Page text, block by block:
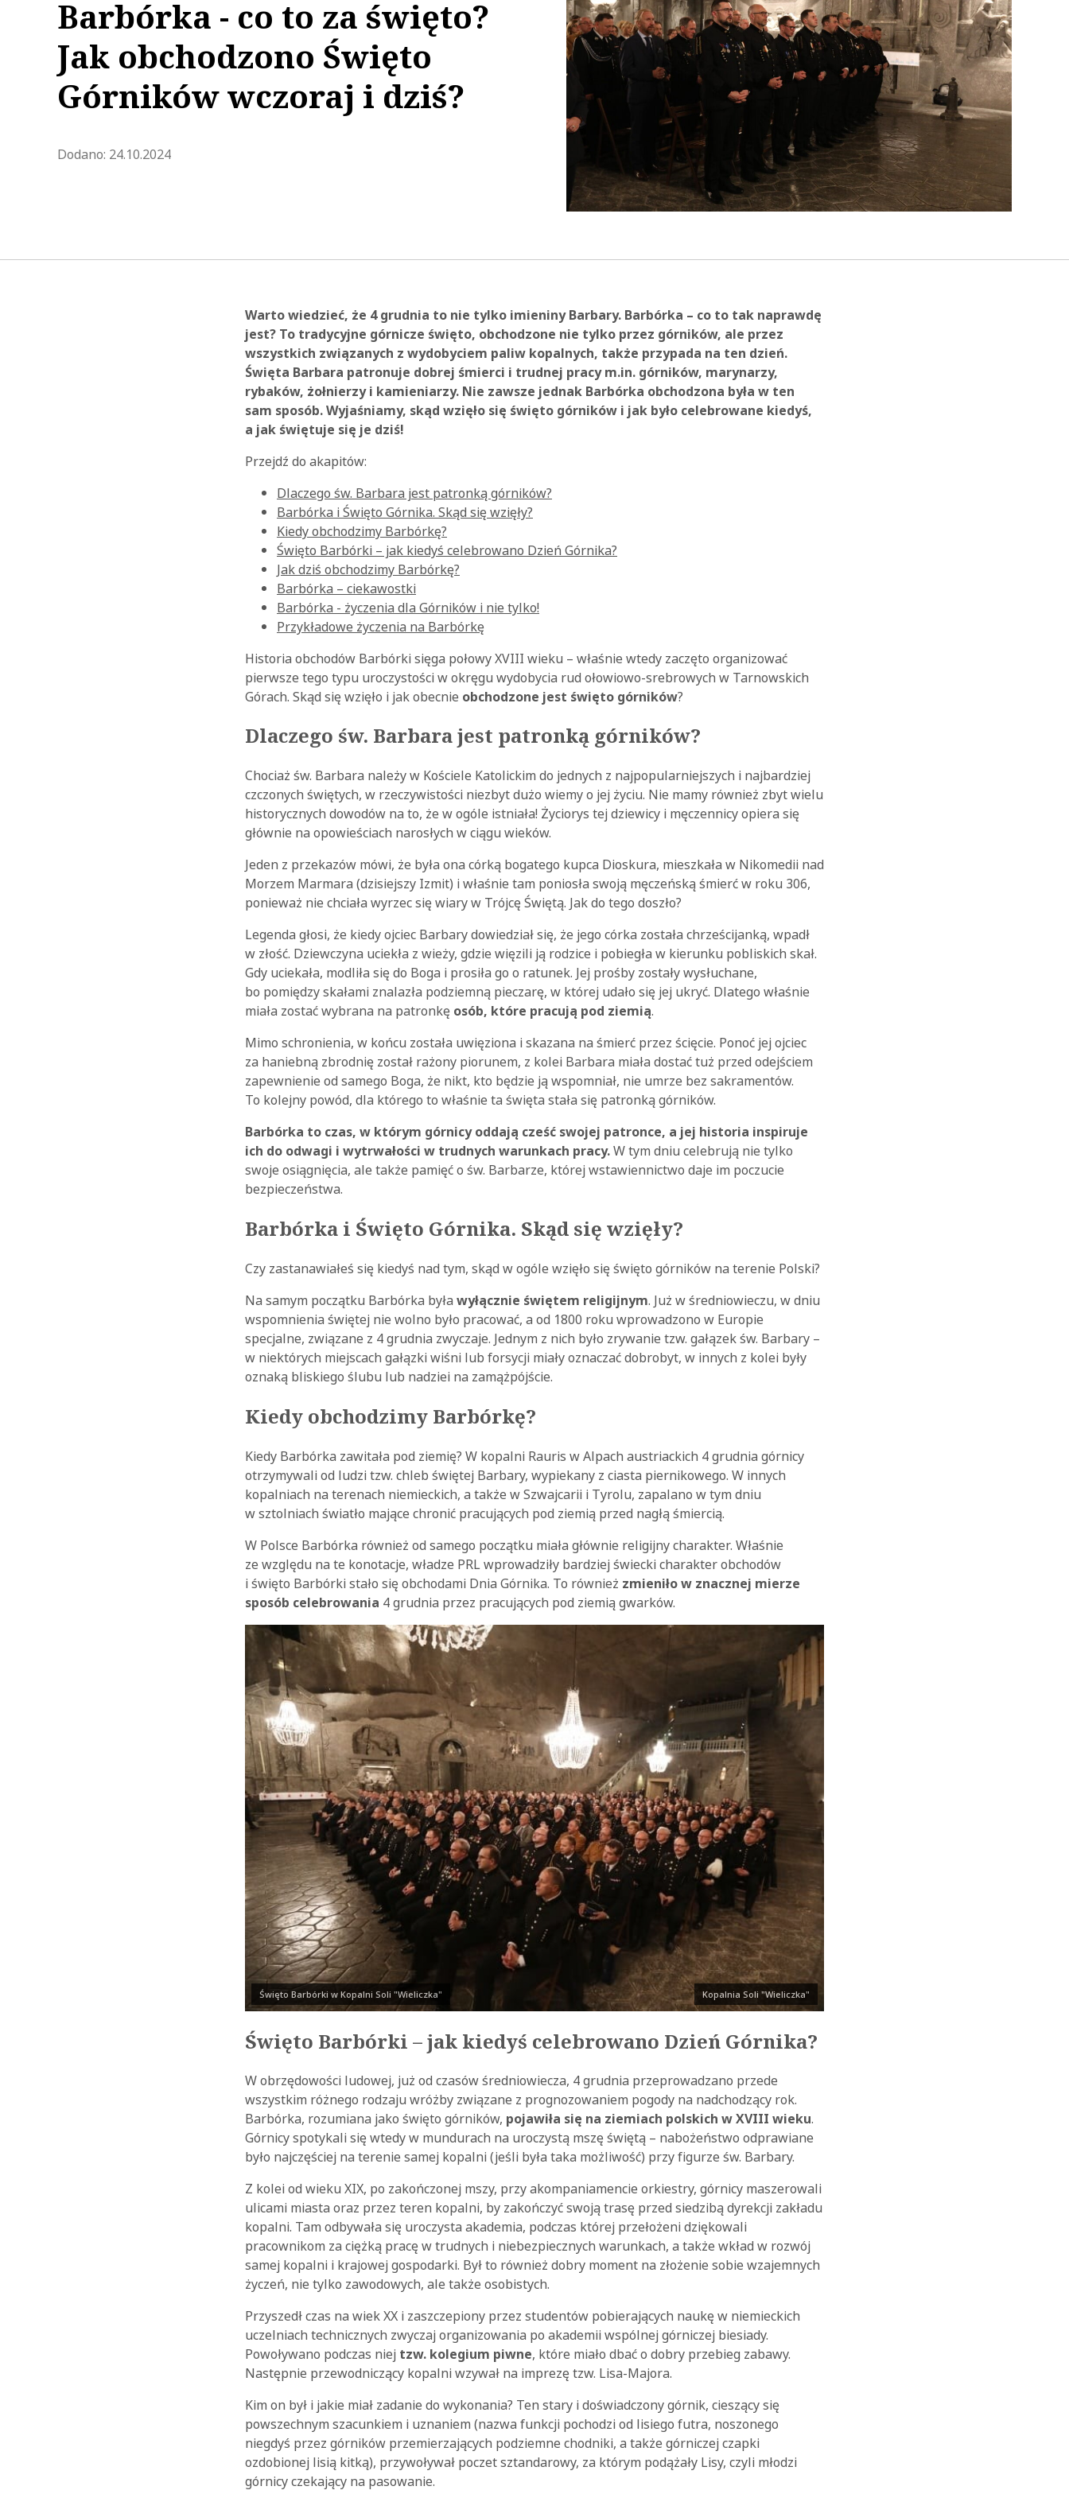
Barbórka - co to za święto?
Jak obchodzono Święto
Górników wczoraj i dziś?
Dodano: 24.10.2024Zaktualizowano 2024-11-22 07:44:14
Warto wiedzieć, że 4 grudnia to nie tylko imieniny Barbary. Barbórka – co to tak naprawdę
jest? To tradycyjne górnicze święto, obchodzone nie tylko przez górników, ale przez
wszystkich związanych z wydobyciem paliw kopalnych, także przypada na ten dzień.
Święta Barbara patronuje dobrej śmierci i trudnej pracy m.in. górników, marynarzy,
rybaków, żołnierzy i kamieniarzy. Nie zawsze jednak Barbórka obchodzona była w ten
sam sposób. Wyjaśniamy, skąd wzięło się święto górników i jak było celebrowane kiedyś,
a jak świętuje się je dziś!
Przejdź do akapitów:
Dlaczego św. Barbara jest patronką górników?
Barbórka i Święto Górnika. Skąd się wzięły?
Kiedy obchodzimy Barbórkę?
Święto Barbórki – jak kiedyś celebrowano Dzień Górnika?
Jak dziś obchodzimy Barbórkę?
Barbórka – ciekawostki
Barbórka - życzenia dla Górników i nie tylko!
Przykładowe życzenia na Barbórkę
Historia obchodów Barbórki sięga połowy XVIII wieku – właśnie wtedy zaczęto organizować
pierwsze tego typu uroczystości w okręgu wydobycia rud ołowiowo-srebrowych w Tarnowskich
Górach. Skąd się wzięło i jak obecnie obchodzone jest święto górników?
Dlaczego św. Barbara jest patronką górników?
Chociaż św. Barbara należy w Kościele Katolickim do jednych z najpopularniejszych i najbardziej
czczonych świętych, w rzeczywistości niezbyt dużo wiemy o jej życiu. Nie mamy również zbyt wielu
historycznych dowodów na to, że w ogóle istniała! Życiorys tej dziewicy i męczennicy opiera się
głównie na opowieściach narosłych w ciągu wieków.
Jeden z przekazów mówi, że była ona córką bogatego kupca Dioskura, mieszkała w Nikomedii nad
Morzem Marmara (dzisiejszy Izmit) i właśnie tam poniosła swoją męczeńską śmierć w roku 306,
ponieważ nie chciała wyrzec się wiary w Trójcę Świętą. Jak do tego doszło?
Legenda głosi, że kiedy ojciec Barbary dowiedział się, że jego córka została chrześcijanką, wpadł
w złość. Dziewczyna uciekła z wieży, gdzie więzili ją rodzice i pobiegła w kierunku pobliskich skał.
Gdy uciekała, modliła się do Boga i prosiła go o ratunek. Jej prośby zostały wysłuchane,
bo pomiędzy skałami znalazła podziemną pieczarę, w której udało się jej ukryć. Dlatego właśnie
miała zostać wybrana na patronkę osób, które pracują pod ziemią.
Mimo schronienia, w końcu została uwięziona i skazana na śmierć przez ścięcie. Ponoć jej ojciec
za haniebną zbrodnię został rażony piorunem, z kolei Barbara miała dostać tuż przed odejściem
zapewnienie od samego Boga, że nikt, kto będzie ją wspomniał, nie umrze bez sakramentów.
To kolejny powód, dla którego to właśnie ta święta stała się patronką górników.
Barbórka to czas, w którym górnicy oddają cześć swojej patronce, a jej historia inspiruje
ich do odwagi i wytrwałości w trudnych warunkach pracy.W tym dniu celebrują nie tylko
swoje osiągnięcia, ale także pamięć o św. Barbarze, której wstawiennictwo daje im poczucie
bezpieczeństwa.
Barbórka i Święto Górnika. Skąd się wzięły?
Czy zastanawiałeś się kiedyś nad tym, skąd w ogóle wzięło się święto górników na terenie Polski?
Na samym początku Barbórka była wyłącznie świętem religijnym. Już w średniowieczu, w dniu
wspomnienia świętej nie wolno było pracować, a od 1800 roku wprowadzono w Europie
specjalne, związane z 4 grudnia zwyczaje. Jednym z nich było zrywanie tzw. gałązek św. Barbary –
w niektórych miejscach gałązki wiśni lub forsycji miały oznaczać dobrobyt, w innych z kolei były
oznaką bliskiego ślubu lub nadziei na zamążpójście.
Kiedy obchodzimy Barbórkę?
Kiedy Barbórka zawitała pod ziemię? W kopalni Rauris w Alpach austriackich 4 grudnia górnicy
otrzymywali od ludzi tzw. chleb świętej Barbary, wypiekany z ciasta piernikowego. W innych
kopalniach na terenach niemieckich, a także w Szwajcarii i Tyrolu, zapalano w tym dniu
w sztolniach światło mające chronić pracujących pod ziemią przed nagłą śmiercią.
W Polsce Barbórka również od samego początku miała głównie religijny charakter. Właśnie
ze względu na te konotacje, władze PRL wprowadziły bardziej świecki charakter obchodów
i święto Barbórki stało się obchodami Dnia Górnika. To również zmieniło w znacznej mierze
sposób celebrowania 4 grudnia przez pracujących pod ziemią gwarków.
Święto Barbórki w Kopalni Soli "Wieliczka" Kopalnia Soli "Wieliczka"
Święto Barbórki – jak kiedyś celebrowano Dzień Górnika?
W obrzędowości ludowej, już od czasów średniowiecza, 4 grudnia przeprowadzano przede
wszystkim różnego rodzaju wróżby związane z prognozowaniem pogody na nadchodzący rok.
Barbórka, rozumiana jako święto górników, pojawiła się na ziemiach polskich w XVIII wieku.
Górnicy spotykali się wtedy w mundurach na uroczystą mszę świętą – nabożeństwo odprawiane
było najczęściej na terenie samej kopalni (jeśli była taka możliwość) przy figurze św. Barbary.
Z kolei od wieku XIX, po zakończonej mszy, przy akompaniamencie orkiestry, górnicy maszerowali
ulicami miasta oraz przez teren kopalni, by zakończyć swoją trasę przed siedzibą dyrekcji zakładu
kopalni. Tam odbywała się uroczysta akademia, podczas której przełożeni dziękowali
pracownikom za ciężką pracę w trudnych i niebezpiecznych warunkach, a także wkład w rozwój
samej kopalni i krajowej gospodarki. Był to również dobry moment na złożenie sobie wzajemnych
życzeń, nie tylko zawodowych, ale także osobistych.
Przyszedł czas na wiek XX i zaszczepiony przez studentów pobierających naukę w niemieckich
uczelniach technicznych zwyczaj organizowania po akademii wspólnej górniczej biesiady.
Powoływano podczas niej tzw. kolegium piwne, które miało dbać o dobry przebieg zabawy.
Następnie przewodniczący kopalni wzywał na imprezę tzw. Lisa-Majora.
Kim on był i jakie miał zadanie do wykonania? Ten stary i doświadczony górnik, cieszący się
powszechnym szacunkiem i uznaniem (nazwa funkcji pochodzi od lisiego futra, noszonego
niegdyś przez górników przemierzających podziemne chodniki, a także górniczej czapki
ozdobionej lisią kitką), przywoływał poczet sztandarowy, za którym podążały Lisy, czyli młodzi
górnicy czekający na pasowanie.
OK